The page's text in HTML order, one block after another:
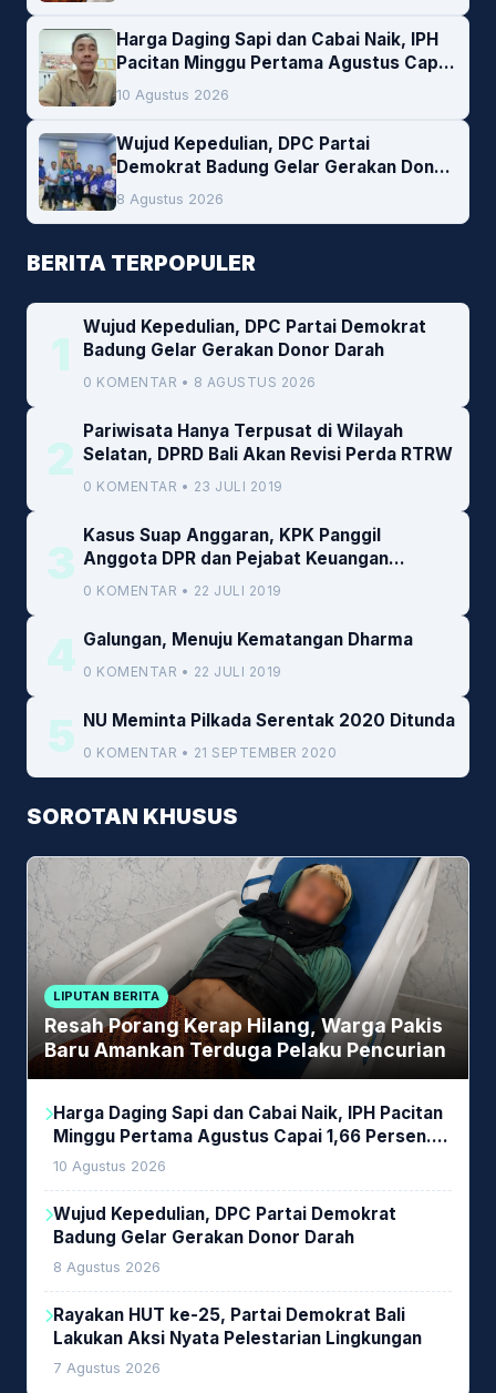
Harga Daging Sapi dan Cabai Naik, IPH
Pacitan Minggu Pertama Agustus Capai
1,66 Persen. Ini Penjelasan Kabag Ayub
10 Agustus 2026
Wujud Kepedulian, DPC Partai
Demokrat Badung Gelar Gerakan Donor
Darah
8 Agustus 2026
BERITA TERPOPULER
1
Wujud Kepedulian, DPC Partai Demokrat
Badung Gelar Gerakan Donor Darah
0 KOMENTAR • 8 AGUSTUS 2026
2
Pariwisata Hanya Terpusat di Wilayah
Selatan, DPRD Bali Akan Revisi Perda RTRW
0 KOMENTAR • 23 JULI 2019
3
Kasus Suap Anggaran, KPK Panggil
Anggota DPR dan Pejabat Keuangan
Kemenkeu
0 KOMENTAR • 22 JULI 2019
4 Galungan, Menuju Kematangan Dharma
0 KOMENTAR • 22 JULI 2019
5 NU Meminta Pilkada Serentak 2020 Ditunda
0 KOMENTAR • 21 SEPTEMBER 2020
SOROTAN KHUSUS
LIPUTAN BERITA
Resah Porang Kerap Hilang, Warga Pakis
Baru Amankan Terduga Pelaku Pencurian
Harga Daging Sapi dan Cabai Naik, IPH Pacitan
Minggu Pertama Agustus Capai 1,66 Persen.
Ini Penjelasan Kabag Ayub
10 Agustus 2026
Wujud Kepedulian, DPC Partai Demokrat
Badung Gelar Gerakan Donor Darah
8 Agustus 2026
Rayakan HUT ke-25, Partai Demokrat Bali
Lakukan Aksi Nyata Pelestarian Lingkungan
7 Agustus 2026